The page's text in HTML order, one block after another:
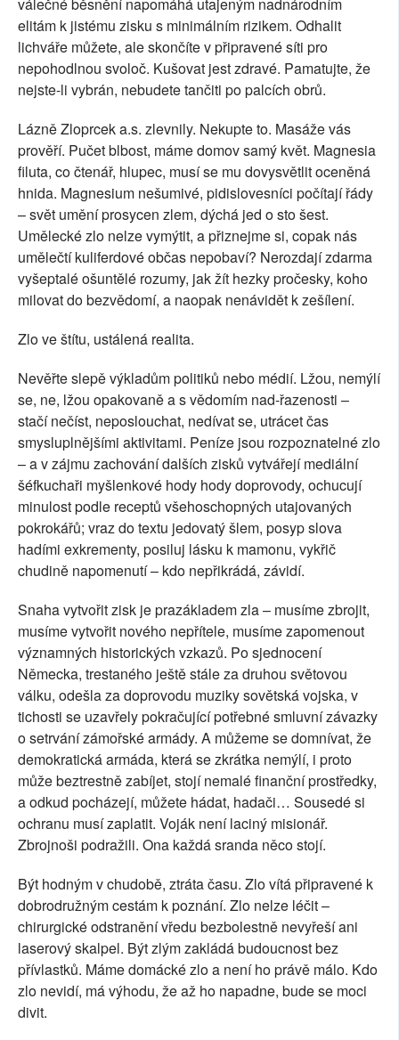
válečné běsnění napomáhá utajeným nadnárodním
elitám k jistému zisku s minimálním rizikem. Odhalit
lichváře můžete, ale skončíte v připravené síti pro
nepohodlnou svoloč. Kušovat jest zdravé. Pamatujte, že
nejste-li vybrán, nebudete tančiti po palcích obrů.
Lázně Zloprcek a.s. zlevnily. Nekupte to. Masáže vás
prověří. Pučet blbost, máme domov samý květ. Magnesia
filuta, co čtenář, hlupec, musí se mu dovysvětlit oceněná
hnida. Magnesium nešumivé, pidislovesníci počítají řády
– svět umění prosycen zlem, dýchá jed o sto šest.
Umělecké zlo nelze vymýtit, a přiznejme si, copak nás
umělečtí kuliferdové občas nepobaví? Nerozdají zdarma
vyšeptalé ošuntělé rozumy, jak žít hezky pročesky, koho
milovat do bezvědomí, a naopak nenávidět k zešílení.
Zlo ve štítu, ustálená realita.
Nevěřte slepě výkladům politiků nebo médií. Lžou, nemýlí
se, ne, lžou opakovaně a s vědomím nad-řazenosti –
stačí nečíst, neposlouchat, nedívat se, utrácet čas
smysluplnějšími aktivitami. Peníze jsou rozpoznatelné zlo
– a v zájmu zachování dalších zisků vytvářejí mediální
šéfkuchaři myšlenkové hody hody doprovody, ochucují
minulost podle receptů všehoschopných utajovaných
pokrokářů; vraz do textu jedovatý šlem, posyp slova
hadími exkrementy, posiluj lásku k mamonu, vykřič
chudině napomenutí – kdo nepřikrádá, závidí.
Snaha vytvořit zisk je prazákladem zla – musíme zbrojit,
musíme vytvořit nového nepřítele, musíme zapomenout
významných historických vzkazů. Po sjednocení
Německa, trestaného ještě stále za druhou světovou
válku, odešla za doprovodu muziky sovětská vojska, v
tichosti se uzavřely pokračující potřebné smluvní závazky
o setrvání zámořské armády. A můžeme se domnívat, že
demokratická armáda, která se zkrátka nemýlí, i proto
může beztrestně zabíjet, stojí nemalé finanční prostředky,
a odkud pocházejí, můžete hádat, hadači… Sousedé si
ochranu musí zaplatit. Voják není laciný misionář.
Zbrojnoši podražili. Ona každá sranda něco stojí.
Být hodným v chudobě, ztráta času. Zlo vítá připravené k
dobrodružným cestám k poznání. Zlo nelze léčit –
chirurgické odstranění vředu bezbolestně nevyřeší ani
laserový skalpel. Být zlým zakládá budoucnost bez
přívlastků. Máme domácké zlo a není ho právě málo. Kdo
zlo nevidí, má výhodu, že až ho napadne, bude se moci
divit.